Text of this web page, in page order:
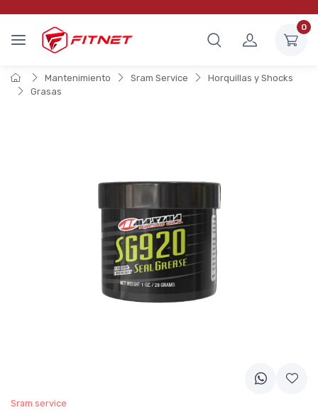
0
Mantenimiento Sram Service
Horquillas y Shocks
Grasas
Sram service